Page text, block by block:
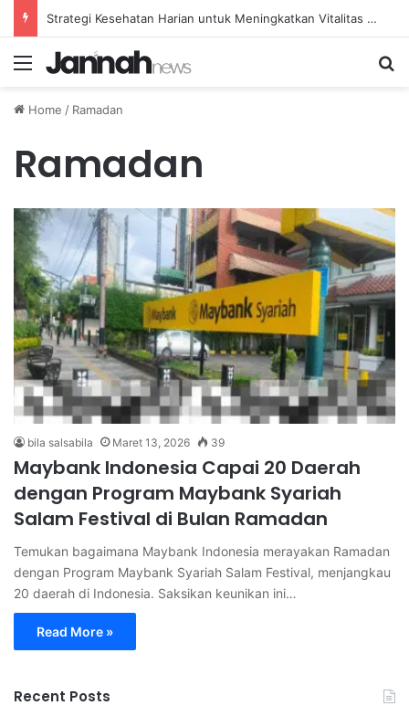
Strategi Kesehatan Harian untuk Meningkatkan Vitalitas dan Mengatasi Kelelahan Sehari-hari
Menu
Home / Ramadan
Ramadan
bila salsabila Maret 13, 2026 39
Maybank Indonesia Capai 20 Daerah
dengan Program Maybank Syariah
Salam Festival di Bulan Ramadan
Temukan bagaimana Maybank Indonesia merayakan Ramadan
dengan Program Maybank Syariah Salam Festival, menjangkau
20 daerah di Indonesia. Saksikan keunikan ini…
Read More »
Recent Posts